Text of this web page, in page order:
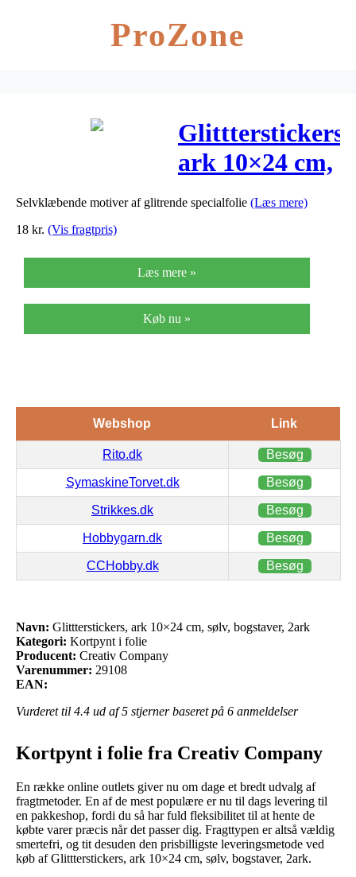
ProZone
Glittterstickers,
ark 10×24 cm,
sølv,
2ark
Selvklæbende motiver af glitrende specialfolie (Læs mere)
18 kr. (Vis fragtpris)
Læs mere »
Køb nu »
Webshop Link
Rito.dk Besøg
SymaskineTorvet.dk Besøg
Strikkes.dk Besøg
Hobbygarn.dk Besøg
CCHobby.dk Besøg
Navn: Glittterstickers, ark 10×24 cm, sølv, bogstaver, 2ark
Kategori: Kortpynt i folie
Producent: Creativ Company
Varenummer: 29108
EAN:
Vurderet til 4.4 ud af 5 stjerner baseret på 6 anmeldelser
Kortpynt i folie fra Creativ Company
En række online outlets giver nu om dage et bredt udvalg af
fragtmetoder. En af de mest populære er nu til dags levering til
en pakkeshop, fordi du så har fuld fleksibilitet til at hente de
købte varer præcis når det passer dig. Fragttypen er altså vældig
smertefri, og tit desuden den prisbilligste leveringsmetode ved
køb af Glittterstickers, ark 10×24 cm, sølv, bogstaver, 2ark.